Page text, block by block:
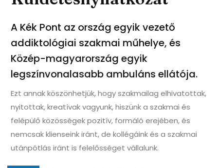
A KÉK PONT
Küldetésnyilatkozat
A Kék Pont az ország egyik vezető
addiktológiai szakmai műhelye, és
Közép-magyarország egyik
legszínvonalasabb ambuláns ellátója.